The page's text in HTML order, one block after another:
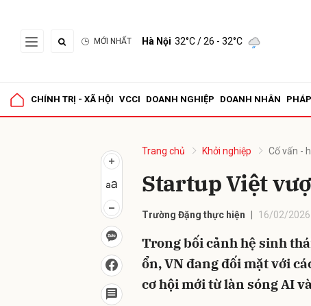
MỚI NHẤT Hà Nội 32°C/ 26 - 32°C
CHÍNH TRỊ - XÃ HỘI VCCI DOANH NGHIỆP DOANH NHÂN
Trang chủ Khởi nghiệp Cố vấn -
Startup Việt
Trường Đặng thực hiện 16/02/2026
Trong bối cảnh hệ sinh
ổn, VN đang đối mặt với
cơ hội mới từ làn sóng AI